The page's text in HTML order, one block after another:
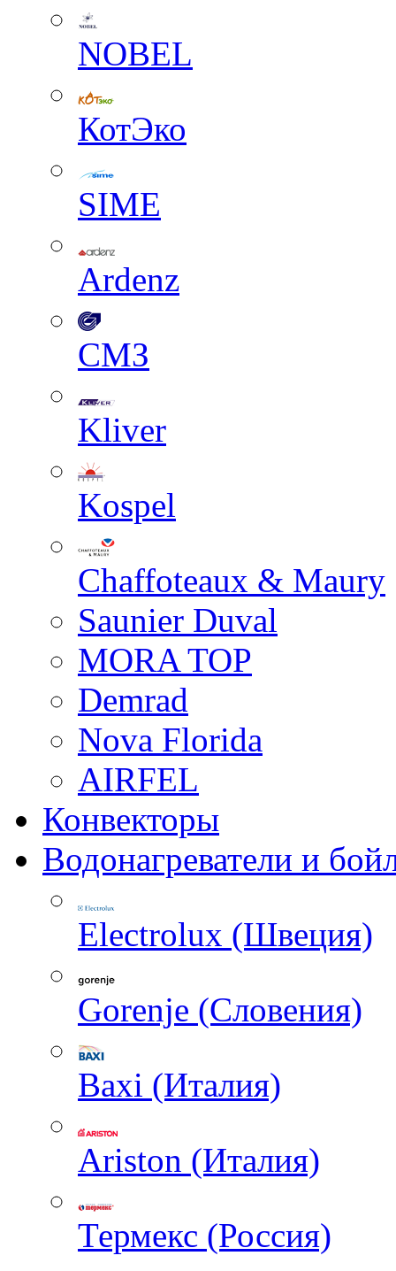
NOBEL
КотЭко
SIME
Ardenz
СМЗ
Kliver
Kospel
Chaffoteaux & Maury
Saunier Duval
MORA TOP
Demrad
Nova Florida
AIRFEL
Конвекторы
Водонагреватели и
Electrolux (Швеция)
Gorenje (Словения)
Baxi (Италия)
Ariston (Италия)
Термекс (Россия)